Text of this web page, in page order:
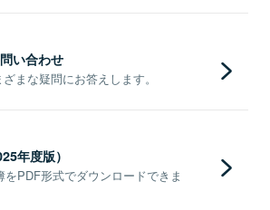
い合わせ
まな疑問にお答えします。
年度版）
PDF形式でダウンロードできま